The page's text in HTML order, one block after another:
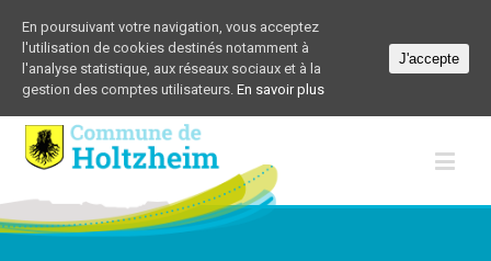
En poursuivant votre navigation, vous acceptez
l'utilisation de cookies destinés notamment à
l'analyse statistique, aux réseaux sociaux et à la
gestion des comptes utilisateurs. En savoir plus
J'accepte